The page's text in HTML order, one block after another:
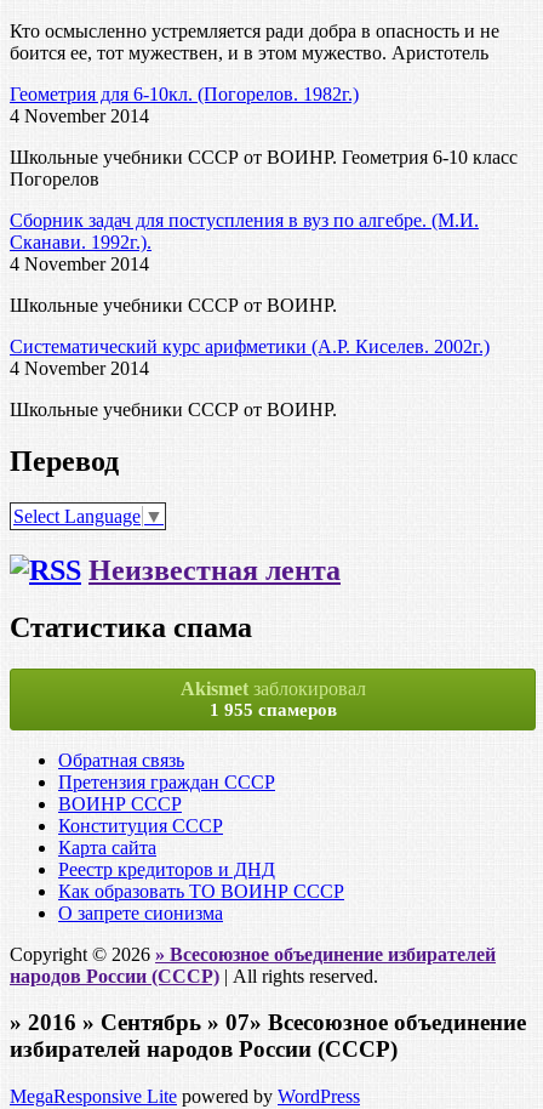
Кто осмысленно устремляется ради добра в опасность и не
боится ее, тот мужествен, и в этом мужество. Аристотель
Геометрия для 6-10кл. (Погорелов. 1982г.)
4 November 2014
Школьные учебники СССР от ВОИНР. Геометрия 6-10 класс
Погорелов
Сборник задач для постуспления в вуз по алгебре. (М.И.
Сканави. 1992г.).
4 November 2014
Школьные учебники СССР от ВОИНР.
Систематический курс арифметики (А.Р. Киселев. 2002г.)
4 November 2014
Школьные учебники СССР от ВОИНР.
Перевод
Select Language ▼
Неизвестная лента
Статистика спама
Akismetзаблокировал
1 955 спамеров
Обратная связь
Претензия граждан СССР
ВОИНР СССР
Конституция СССР
Карта сайта
Реестр кредиторов и ДНД
Как образовать ТО ВОИНР СССР
О запрете сионизма
Copyright © 2026 » Всесоюзное объединение избирателей
народов России (СССР) | All rights reserved.
» 2016 » Сентябрь » 07» Всесоюзное объединение
избирателей народов России (СССР)
MegaResponsive Lite powered by WordPress